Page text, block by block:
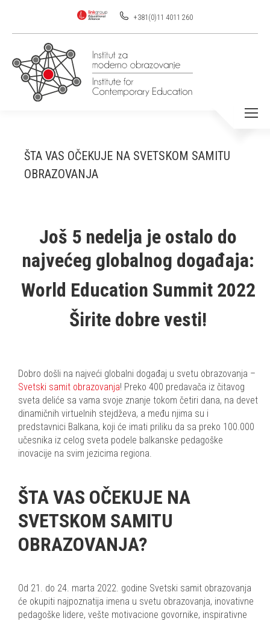
+381(0)11 4011 260
ŠTA VAS OČEKUJE NA SVETSKOM SAMITU
OBRAZOVANJA
Još 5 nedelja je ostalo do
najvećeg globalnog događaja:
World Education Summit 2022
Širite dobre vesti!
Dobro došli na najveći globalni događaj u svetu obrazovanja –
Svetski samit obrazovanja! Preko 400 predavača iz čitavog
sveta deliće sa vama svoje znanje tokom četiri dana, na devet
dinamičnih virtuelnih stejdževa, a među njima su i
predstavnici Balkana, koji će imati priliku da sa preko 100.000
učesnika iz celog sveta podele balkanske pedagoške
inovacije na svim jezicima regiona.
ŠTA VAS OČEKUJE NA
SVETSKOM SAMITU
OBRAZOVANJA?
Od 21. do 24. marta 2022. godine Svetski samit obrazovanja
će okupiti najpoznatija imena u svetu obrazovanja, inovativne
pedagoške lidere, vešte motivacione govornike, inspirativne